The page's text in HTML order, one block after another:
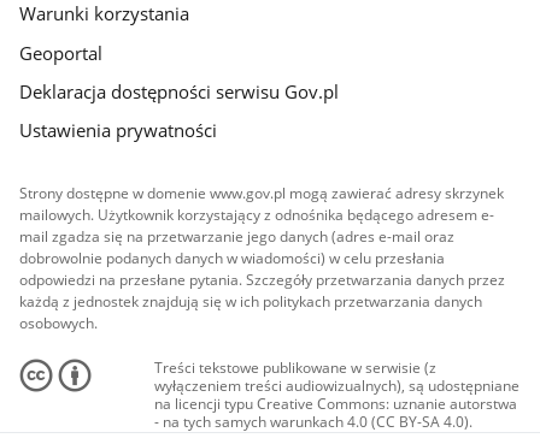
Warunki korzystania
Geoportal
Deklaracja dostępności serwisu Gov.pl
Ustawienia prywatności
Strony dostępne w domenie www.gov.pl mogą zawierać adresy skrzynek
mailowych. Użytkownik korzystający z odnośnika będącego adresem e-
mail zgadza się na przetwarzanie jego danych (adres e-mail oraz
dobrowolnie podanych danych w wiadomości) w celu przesłania
odpowiedzi na przesłane pytania. Szczegóły przetwarzania danych przez
każdą z jednostek znajdują się w ich politykach przetwarzania danych
osobowych.
Treści tekstowe publikowane w serwisie (z
wyłączeniem treści audiowizualnych), są udostępniane
na licencji typu Creative Commons: uznanie autorstwa
- na tych samych warunkach 4.0 (CC BY-SA 4.0).